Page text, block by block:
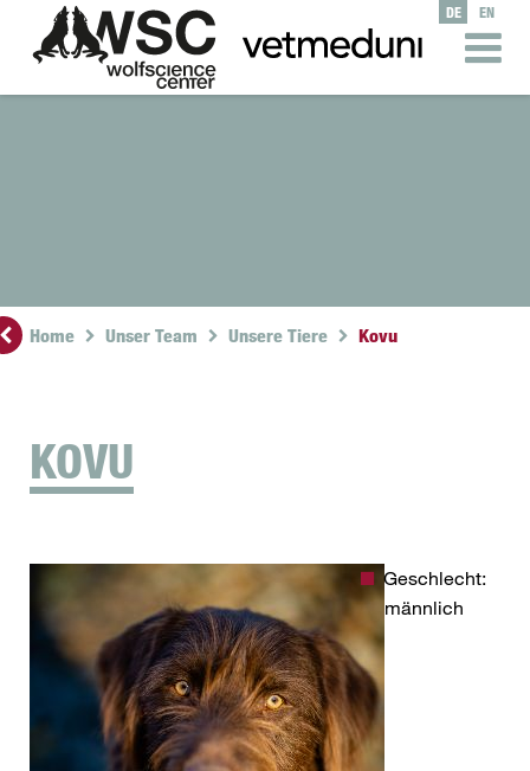
DE EN
Home Unser Team Unsere Tiere Kovu
KOVU
Geschlecht:
männlich